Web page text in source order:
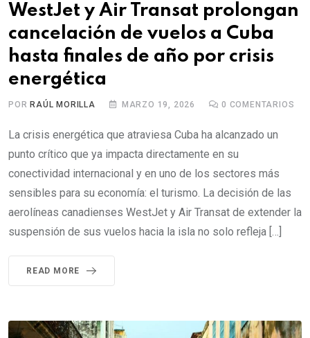
WestJet y Air Transat prolongan
cancelación de vuelos a Cuba
hasta finales de año por crisis
energética
PORRAÚL MORILLA MARZO 19, 2026 0 COMENTARIOS
La crisis energética que atraviesa Cuba ha alcanzado un
punto crítico que ya impacta directamente en su
conectividad internacional y en uno de los sectores más
sensibles para su economía: el turismo. La decisión de las
aerolíneas canadienses WestJet y Air Transat de extender la
suspensión de sus vuelos hacia la isla no solo refleja […]
READ MORE